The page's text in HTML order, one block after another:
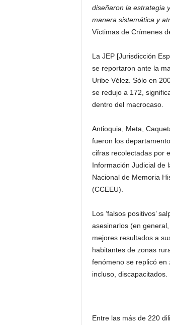
diseñaron la estrategia
manera sistemática y
Víctimas de Crímenes
La JEP [Jurisdicción
se reportaron ante la
Uribe Vélez. Sólo en
se redujo a 172,
dentro del macrocaso.
Antioquia, Meta,
fueron los
cifras recolectadas por
Información Judicial de
Nacional de Memoria
(CCEEU).
Los ‘falsos positivos’
asesinarlos (en
mejores resultados a
habitantes de zonas
fenómeno se replicó en
incluso, discapacitados.
Entre las más de 220